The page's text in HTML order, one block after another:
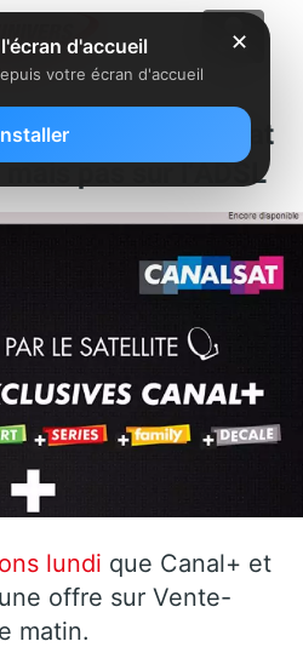
et Canalsat
pas sur l’ADSL
lundi que Canal+ et
offre sur Vente-
matin.
✕
d'accueil
votre écran d'accueil